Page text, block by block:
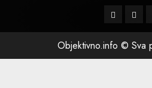
Facebook
Objektivno.info © Sva